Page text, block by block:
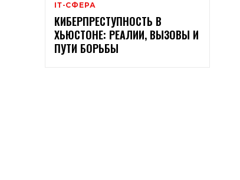
ІТ-СФЕРА
КИБЕРПРЕСТУПНОСТЬ В
ХЬЮСТОНЕ: РЕАЛИИ, ВЫЗОВЫ И
ПУТИ БОРЬБЫ